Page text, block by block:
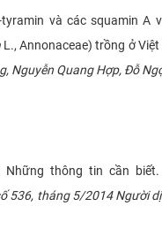
tyramin và các squamin A
L., Annonaceae) trồng ở
Nguyễn Quang Hợp, Đỗ
Những thông tin cần biết.
536, tháng 5/2014 Người